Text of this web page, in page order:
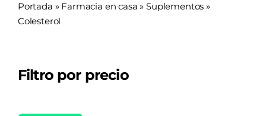
Portada » Farmacia en casa »Suplementos »
Colesterol
Filtro por precio